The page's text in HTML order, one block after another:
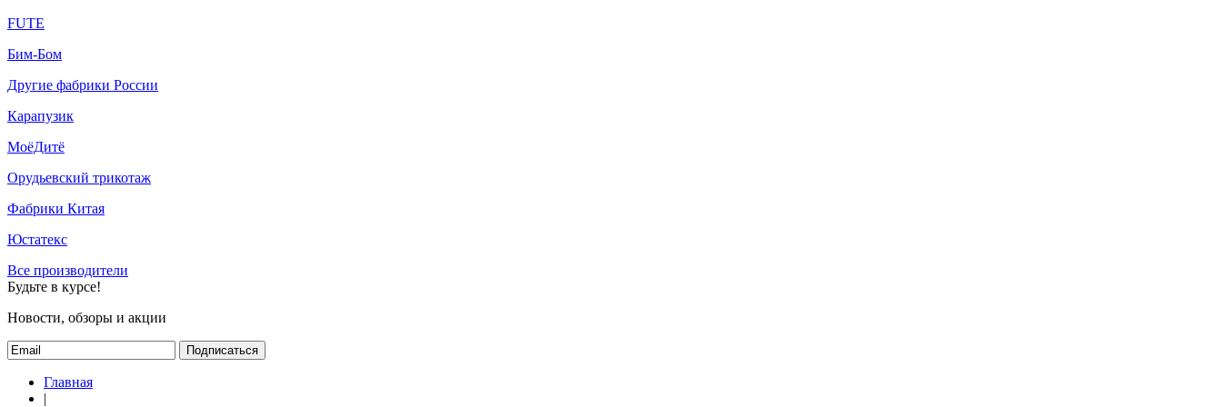
FUTE
Бим-Бом
Другие фабрики России
Карапузик
МоёДитё
Орудьевский трикотаж
Фабрики Китая
Юстатекс
Все производители
Будьте в курсе!
Новости, обзоры и акции
Подписаться
Главная
|